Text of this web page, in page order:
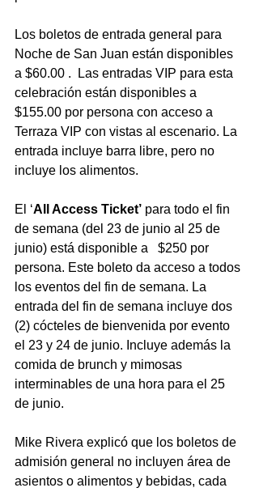
Los boletos de entrada general para
Noche de San Juan están disponibles
a $60.00 .  Las entradas VIP para esta
celebración están disponibles a
$155.00 por persona con acceso a
Terraza VIP con vistas al escenario. La
entrada incluye barra libre, pero no
incluye los alimentos.
El ‘All Access Ticket’ para todo el fin
de semana (del 23 de junio al 25 de
junio) está disponible a   $250 por
persona. Este boleto da acceso a todos
los eventos del fin de semana. La
entrada del fin de semana incluye dos
(2) cócteles de bienvenida por evento
el 23 y 24 de junio. Incluye además la
comida de brunch y mimosas
interminables de una hora para el 25
de junio.
Mike Rivera explicó que los boletos de
admisión general no incluyen área de
asientos o alimentos y bebidas, cada